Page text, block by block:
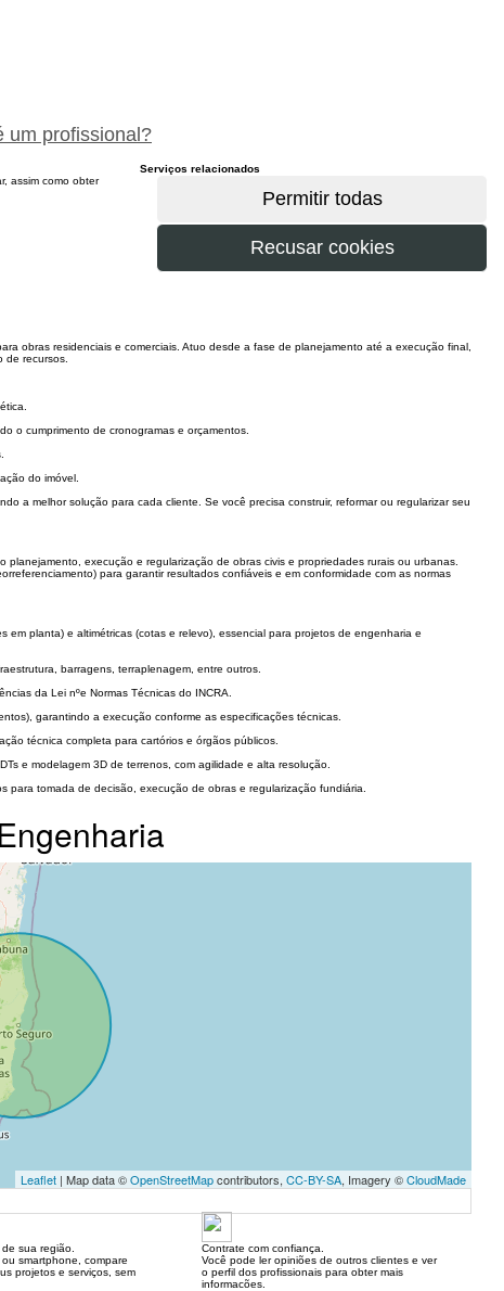
um profissional?
assim como obter
obras residenciais e comerciais. Atuo desde a fase de planejamento até a execução final,
de recursos.
o cumprimento de cronogramas e orçamentos.
do imóvel.
a melhor solução para cada cliente. Se você precisa construir, reformar ou regularizar seu
execução e regularização de obras civis e propriedades rurais ou urbanas.
para garantir resultados confiáveis e em conformidade com as normas
planta) e altimétricas (cotas e relevo), essencial para projetos de engenharia e
barragens, terraplenagem, entre outros.
da Lei nºe Normas Técnicas do INCRA.
garantindo a execução conforme as especificações técnicas.
técnica completa para cartórios e órgãos públicos.
e modelagem 3D de terrenos, com agilidade e alta resolução.
tomada de decisão, execução de obras e regularização fundiária.
Leaflet | Map data ©OpenStreetMapcontributors, CC-BY-SA, Imagery ©CloudMade
sua região.
smartphone, compare
projetos e serviços, sem
Contrate com confiança.
Você pode ler opiniões de outros clientes e ver
o perfil dos profissionais para obter mais
informacões.
Serviços relacionados